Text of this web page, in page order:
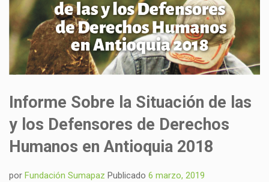
Informe Sobre la Situación de las
y los Defensores de Derechos
Humanos en Antioquia 2018
por Fundación Sumapaz Publicado 6 marzo, 2019